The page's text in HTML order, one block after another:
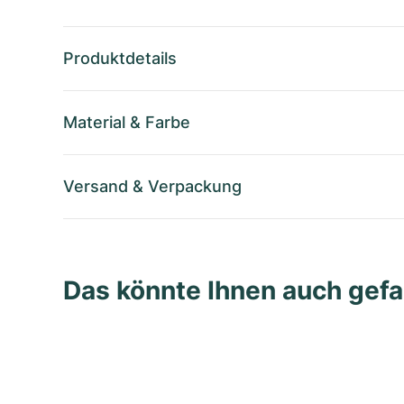
Produktdetails
Material & Farbe
Versand & Verpackung
Das könnte Ihnen auch